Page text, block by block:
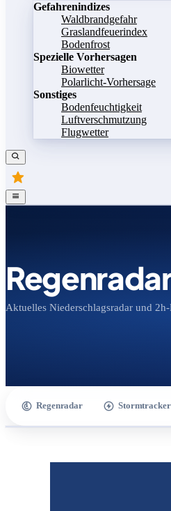
Gefahrenindizes
Waldbrandgefahr
Graslandfeuerindex
Bodenfrost
Spezielle Vorhersagen
Biowetter
Polarlicht-Vorhersage
Sonstiges
Bodenfeuchtigkeit
Luftverschmutzung
Flugwetter
Aktuelles Niederschlagsradar und
Regenradar Stormtracker